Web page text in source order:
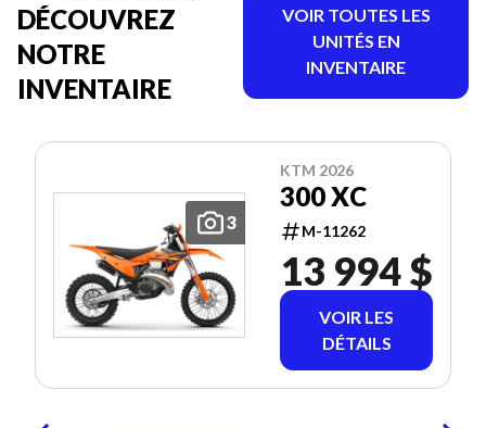
DÉCOUVREZ
NOTRE
INVENTAIRE
VOIR TOUTES LES
UNITÉS EN
INVENTAIRE
3
KTM 2026
300 XC
M-11262
13 994 $
VOIR LES
DÉTAILS